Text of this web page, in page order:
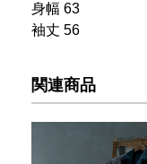
身幅 63
袖丈 56
関連商品